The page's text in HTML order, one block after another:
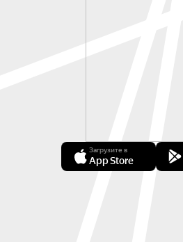
Загрузите в
App Store